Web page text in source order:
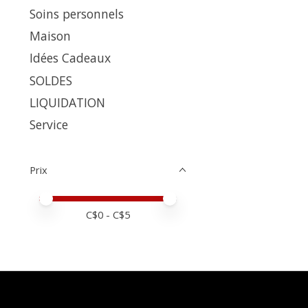
Soins personnels
Maison
Idées Cadeaux
SOLDES
LIQUIDATION
Service
Prix
Prix minimum
Price maximum value
C$0 - C$5